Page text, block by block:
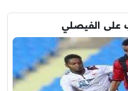
على الفيصلي